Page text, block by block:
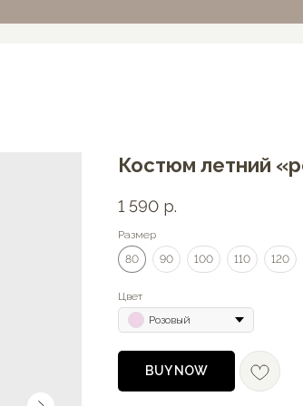
Костюм летний
1 590 р.
Размер
80
90 100 110 120
Цвет
Розовый
BUY NOW